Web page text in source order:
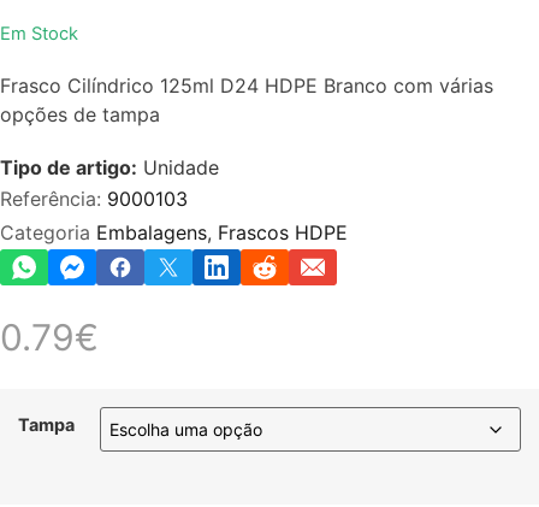
0
5
Em Stock
Frasco Cilíndrico 125ml D24 HDPE Branco com várias
opções de tampa
Tipo de artigo: Unidade
Referência: 9000103
Categoria Embalagens, Frascos HDPE
0.79€
Tampa